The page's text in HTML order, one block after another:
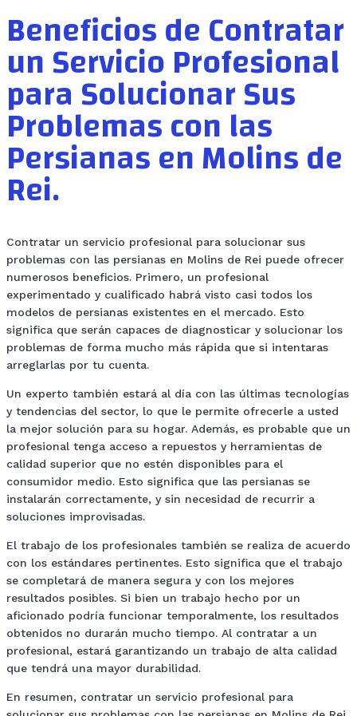
Beneficios de Contratar
un Servicio Profesional
para Solucionar Sus
Problemas con las
Persianas en Molins de
Rei.
Contratar un servicio profesional para solucionar sus
problemas con las persianas en Molins de Rei puede ofrecer
numerosos beneficios. Primero, un profesional
experimentado y cualificado habrá visto casi todos los
modelos de persianas existentes en el mercado. Esto
significa que serán capaces de diagnosticar y solucionar los
problemas de forma mucho más rápida que si intentaras
arreglarlas por tu cuenta.
Un experto también estará al día con las últimas tecnologías
y tendencias del sector, lo que le permite ofrecerle a usted
la mejor solución para su hogar. Además, es probable que un
profesional tenga acceso a repuestos y herramientas de
calidad superior que no estén disponibles para el
consumidor medio. Esto significa que las persianas se
instalarán correctamente, y sin necesidad de recurrir a
soluciones improvisadas.
El trabajo de los profesionales también se realiza de acuerdo
con los estándares pertinentes. Esto significa que el trabajo
se completará de manera segura y con los mejores
resultados posibles. Si bien un trabajo hecho por un
aficionado podría funcionar temporalmente, los resultados
obtenidos no durarán mucho tiempo. Al contratar a un
profesional, estará garantizando un trabajo de alta calidad
que tendrá una mayor durabilidad.
En resumen, contratar un servicio profesional para